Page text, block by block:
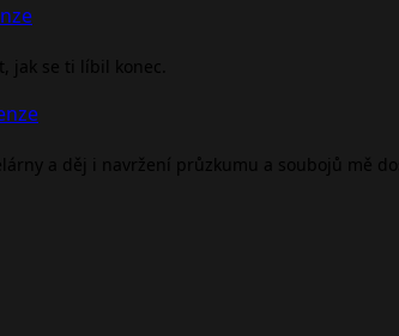
jak se ti líbil konec.
a děj i navržení průzkumu a soubojů mě